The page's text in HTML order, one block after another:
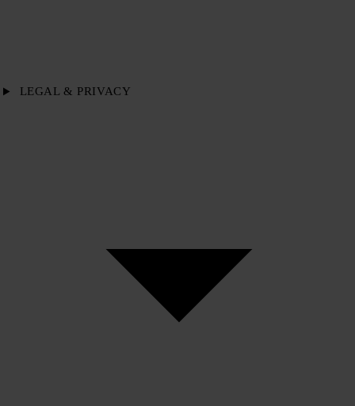
LEGAL & PRIVACY